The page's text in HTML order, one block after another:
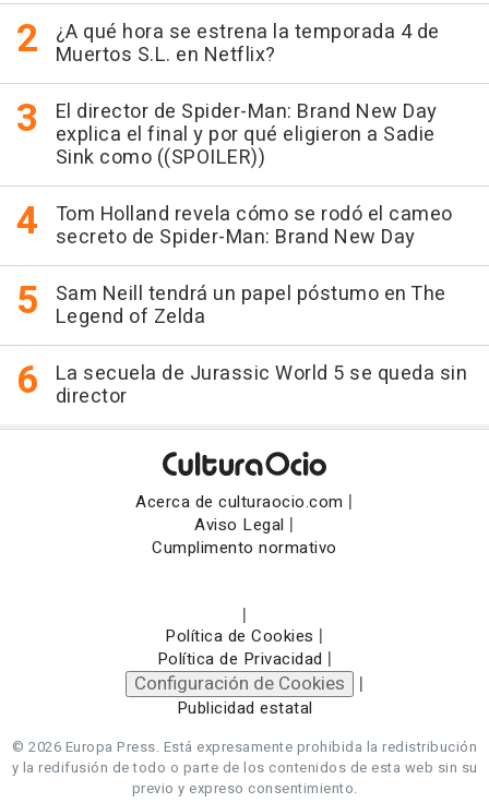
¿A qué hora se estrena la temporada 4 de
Muertos S.L. en Netflix?
El director de Spider-Man: Brand New Day
explica el final y por qué eligieron a Sadie
Sink como ((SPOILER))
Tom Holland revela cómo se rodó el cameo
secreto de Spider-Man: Brand New Day
Sam Neill tendrá un papel póstumo en The
Legend of Zelda
La secuela de Jurassic World 5 se queda sin
director
Acerca de culturaocio.com |
Aviso Legal |
Cumplimento normativo
|
Política de Cookies |
Política de Privacidad |
Configuración de Cookies |
Publicidad estatal
© 2026 Europa Press. Está expresamente prohibida la redistribución
y la redifusión de todo o parte de los contenidos de esta web sin su
previo y expreso consentimiento.